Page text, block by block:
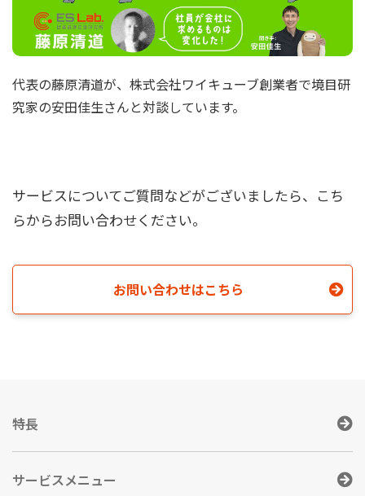
代表の藤原清道が、株式会社ワイキューブ創業者で境目研
究家の安田佳生さんと対談しています。
サービスについてご質問などがございましたら、こち
らからお問い合わせください。
お問い合わせはこちら
特長
サービスメニュー